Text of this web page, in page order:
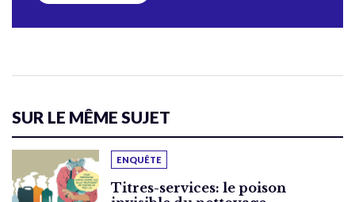
SUR LE MÊME SUJET
ENQUÊTE
Titres-services: le poison